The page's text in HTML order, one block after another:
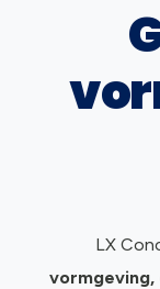
LX
vormgeving,